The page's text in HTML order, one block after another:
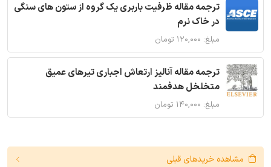
ترجمه مقاله ظرفیت باربری یک گروه از ستون های سنگی
در خاک نرم
مبلغ: ۱۲۰,۰۰۰ تومان
ترجمه مقاله آنالیز ارتعاش اجباری تیرهای عمیق
متخلخل هدفمند
مبلغ: ۱۴۰,۰۰۰ تومان
مشاهده خریدهای قبلی